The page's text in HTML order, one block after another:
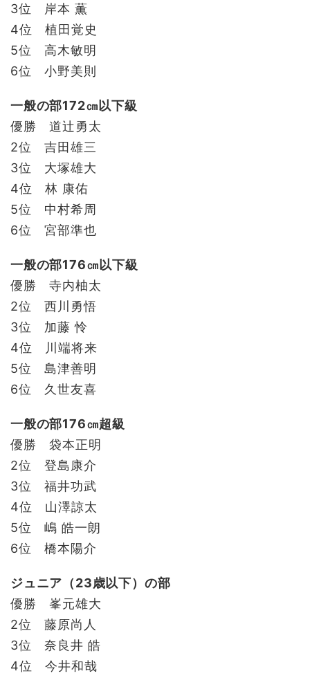
3位 岸本 薫
4位 植田覚史
5位 高木敏明
6位 小野美則
一般の部172㎝以下級
優勝 道辻勇太
2位 吉田雄三
3位 大塚雄大
4位 林 康佑
5位 中村希周
6位 宮部準也
一般の部176㎝以下級
優勝 寺内柚太
2位 西川勇悟
3位 加藤 怜
4位 川端将来
5位 島津善明
6位 久世友喜
一般の部176㎝超級
優勝 袋本正明
2位 登島康介
3位 福井功武
4位 山澤諒太
5位 嶋 皓一朗
6位 橋本陽介
ジュニア（23歳以下）の部
優勝 峯元雄大
2位 藤原尚人
3位 奈良井 皓
4位 今井和哉